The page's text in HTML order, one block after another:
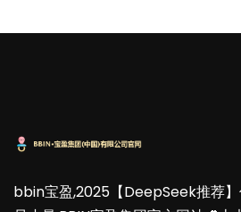
bbin宝盈,2025【DeepSeek推荐